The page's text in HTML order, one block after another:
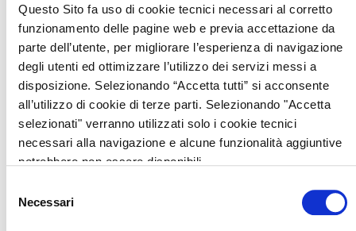
Questo Sito fa uso di cookie tecnici necessari al corretto
funzionamento delle pagine web e previa accettazione da
parte dell’utente, per migliorare l’esperienza di navigazione
degli utenti ed ottimizzare l’utilizzo dei servizi messi a
disposizione. Selezionando “Accetta tutti” si acconsente
all’utilizzo di cookie di terze parti. Selezionando "Accetta
selezionati" verranno utilizzati solo i cookie tecnici
necessari alla navigazione e alcune funzionalità aggiuntive
potrebbero non essere disponibili.
delNecessari
Cosa finanzia
La diffusione e la condivisione della conoscenza, delle
esperienze e delle opportunità e in particolare, l'innovazione e i
risultati della ricerca e la digitalizzazione nel settore
agroforestale e nelle zone rurali.
Sono finanziate iniziative di confronto (sportelli informativi,
incontri tecnici, convegni, seminari ecc.), prodotti informativi
(bollettini, newsletter, opuscoli, pubblicazioni, schede, ecc.) su
iniziative idonee alla diffusione delle informazioni.